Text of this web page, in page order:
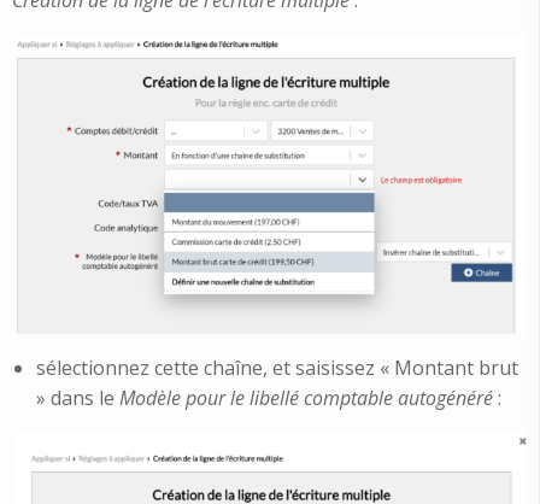
sélectionnez cette chaîne, et saisissez « Montant brut
» dans le Modèle pour le libellé comptable autogénéré: